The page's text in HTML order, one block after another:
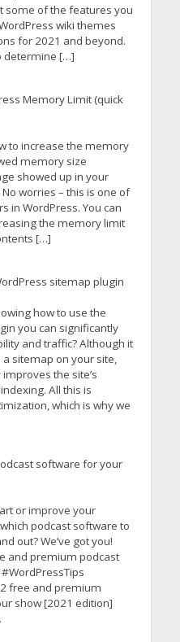
some of the features you
wiki themes
for 2021 and beyond.
determine […]
Memory Limit (quick
to increase the memory
memory size
showed up in your
worries – this is one of
in WordPress. You can
the memory limit
[…]
sitemap plugin
how to use the
you can significantly
and traffic? Although it
sitemap on your site,
the site’s
All this is
which is why we
software for your
or improve your
podcast software to
out? We’ve got you!
and premium podcast
free and premium
show [2021 edition]